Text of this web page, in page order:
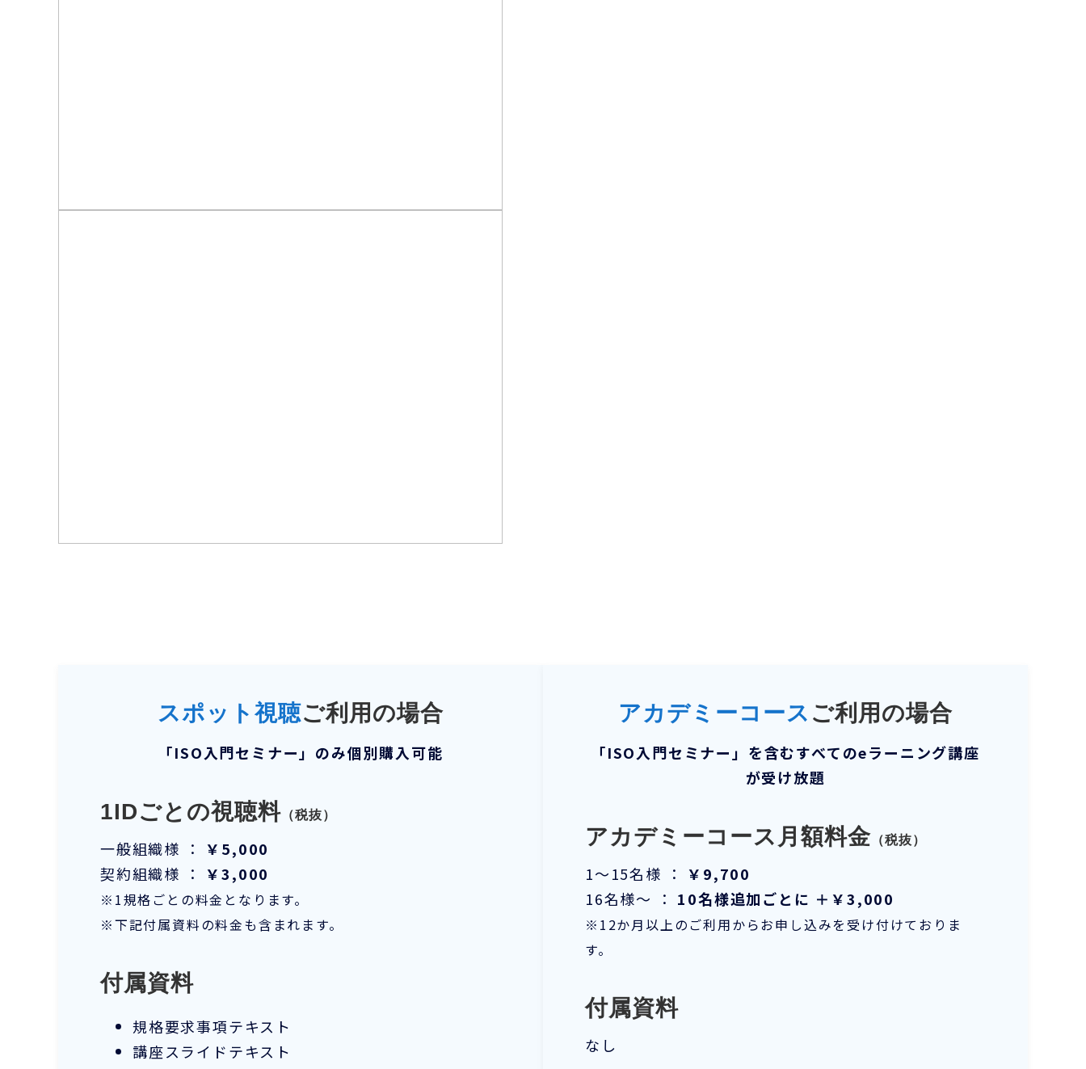
スポット視聴ご利用の場合
「ISO入門セミナー」のみ個別購入可能
1IDごとの視聴料 （税抜）
一般組織様 ： ￥5,000
契約組織様 ： ￥3,000
※1規格ごとの料金となります。
※下記付属資料の料金も含まれます。
付属資料
規格要求事項テキスト
講座スライドテキスト
アカデミーコース ご利用の場合
「ISO入門セミナー」を含むすべてのeラーニング講座
が受け放題
アカデミーコース月額料金 （税抜）
1～15名様 ：
￥9,700
16名様～ ： 10名様追加ごとに ＋￥3,000
※12か月以上のご利用からお申し込みを受け付けておりま
す。
付属資料
なし